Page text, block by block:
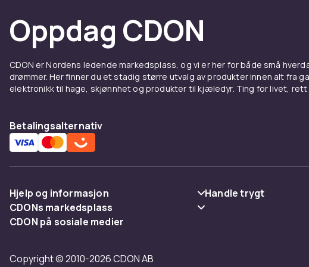
Produktsikkerhetsinformasjon
Oppdag CDON
CDON er Nordens ledende markedsplass, og vi er her for både små
drømmer. Her finner du et stadig større utvalg av produkter innen alt fra
elektronikk til hage, skjønnhet og produkter til kjæledyr. Ting for livet,
Betalingsalternativ
Hjelp og informasjon
Vanlige spørsmål
Angre & returner her
Handle trygt
CDONs markedsplass
Merchant Help Center
CDON på sosiale medier
Copyright © 2010-2026 CDON AB